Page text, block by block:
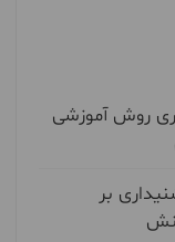
روش آموزشی
بر